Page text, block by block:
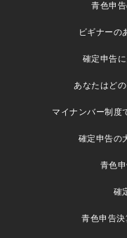
青色申
ビギナーの
確定申告
あなたはど
マイナンバー制度
確定申告の
青色
確
青色申告